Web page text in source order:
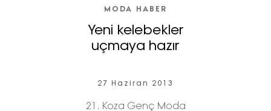
MODA HABER
Yeni kelebekler
uçmaya hazır
27 Haziran 2013
21. Koza Genç Moda